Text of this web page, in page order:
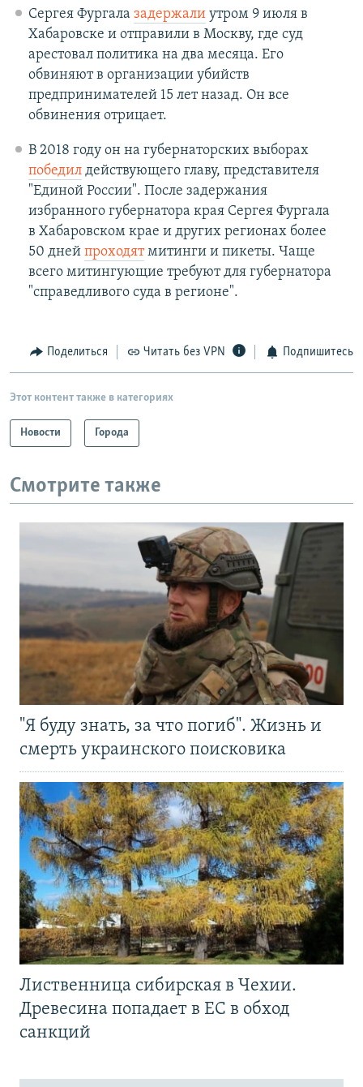
Сергея Фургала задержалиутром 9 июля в
Хабаровске и отправили в Москву, где суд
арестовал политика на два месяца. Его
обвиняют в организации убийств
предпринимателей 15 лет назад. Он все
обвинения отрицает.
В 2018 году он на губернаторских выборах
победилдействующего главу, представителя
"Единой России". После задержания
избранного губернатора края Сергея Фургала
в Хабаровском крае и других регионах более
50 дней проходятмитинги и пикеты. Чаще
всего митингующие требуют для губернатора
"справедливого суда в регионе".
Поделиться Читать без VPN Подпишитесь
Этот контент также в категориях
Новости Города
Смотрите также
"Я буду знать, за что погиб". Жизнь и
смерть украинского поисковика
Лиственница сибирская в Чехии.
Древесина попадает в ЕС в обход
санкций